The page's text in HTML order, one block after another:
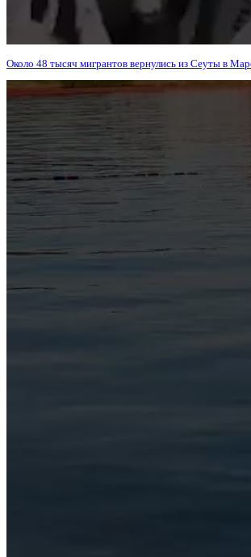
Около 48 тысяч мигрантов вернулись из Сеуты в